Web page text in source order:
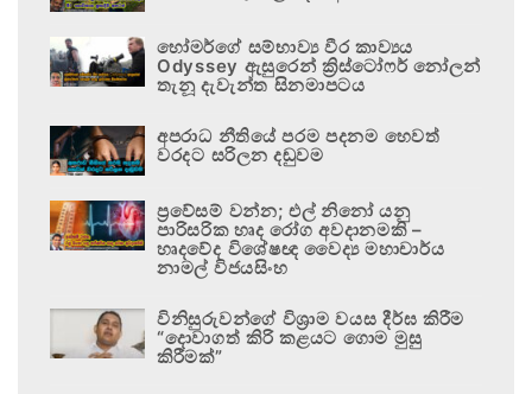
හෝමර්ගේ සම්භාව්‍ය වීර කාව්‍යය
Odyssey ඇසුරෙන් ක්‍රිස්ටෝෆර් නෝලන්
තැනූ දැවැන්ත සිනමාපටය
අපරාධ නීතියේ පරම පදනම හෙවත්
වරදට සරිලන දඬුවම
ප්‍රවේසම් වන්න; එල් නිනෝ යනු
පාරිසරික හෘද රෝග අවදානමකි –
හෘදවේද විශේෂඥ වෛද්‍ය මහාචාර්ය
නාමල් විජයසිංහ
විනිසුරුවන්ගේ විශ්‍රාම වයස දීර්ඝ කිරීම
“දොවාගත් කිරි කළයට ගොම මුසු
කිරීමක්”